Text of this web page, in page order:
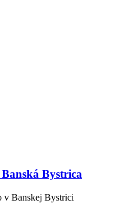
Bystrica
v Banskej Bystrici